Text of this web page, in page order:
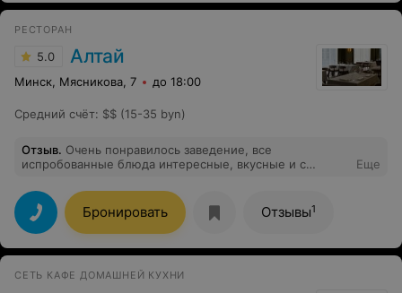
Серьёзно? Обман клиентов в ассортименте.
РЕСТОРАН
5.0 Алтай
Минск, Мясникова, 7 до 18:00
Средний счёт: $$ (15-35 byn)
Отзыв. Очень понравилось заведение, все
испробованные блюда интересные, вкусные и с
обслуживание в целом.
Еще
Бронировать Отзывы1
СЕТЬ КАФЕ ДОМАШНЕЙ КУХНИ